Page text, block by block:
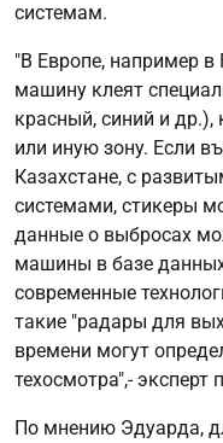
системам.
"В Европе, например
машину клеят
красный, синий и др.),
или иную зону. Если
Казахстане, с
системами, стикеры
данные о выбросах
машины в базе
современные
такие "радары для
времени могут
техосмотра",- эксперт
По мнению Эдуарда,